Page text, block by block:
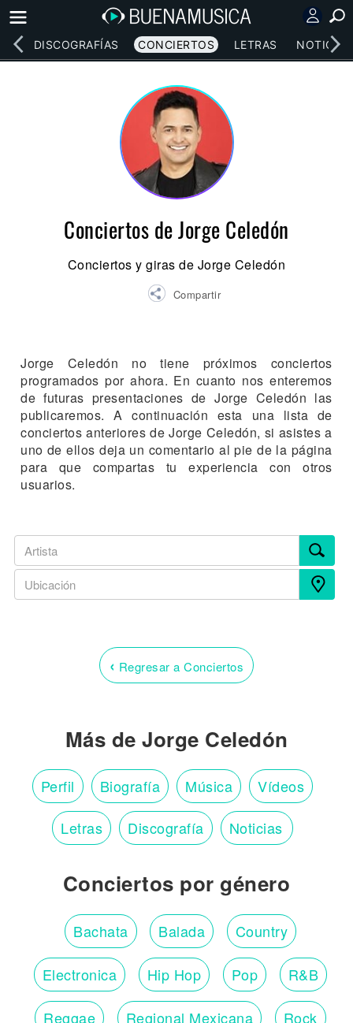
DISCOGRAFÍAS CONCIERTOS LETRAS NOTICIAS
Conciertos de Jorge Celedón
Conciertos y giras de Jorge Celedón
Compartir
Jorge Celedón no tiene próximos conciertos
programados por ahora. En cuanto nos enteremos
de futuras presentaciones de Jorge Celedón las
publicaremos. A continuación esta una lista de
conciertos anteriores de Jorge Celedón, si asistes a
uno de ellos deja un comentario al pie de la página
para que compartas tu experiencia con otros
usuarios.
‹ Regresar a Conciertos
Más de Jorge Celedón
Perfil Biografía Música Vídeos
Letras Discografía Noticias
Conciertos por género
Bachata Balada Country
Electronica Hip Hop Pop R&B
Reggae Regional Mexicana Rock